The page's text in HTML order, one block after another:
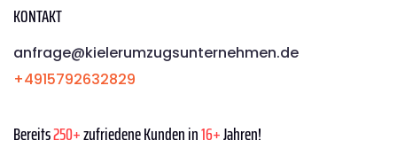
KONTAKT
anfrage@kielerumzugsunternehmen.de
+4915792632829
Bereits250+zufriedene Kunden in16+Jahren!